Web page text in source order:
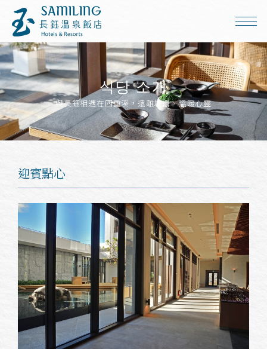
식당 소개
與長鈺相遇在四重溪，遠離城囂、溫暖心靈
迎賓點心